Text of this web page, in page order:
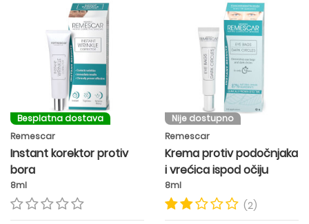
Besplatna dostava
Remescar
Instant korektor protiv
bora
8ml
Nije dostupno
Remescar
Krema protiv podočnjaka
i vrećica ispod očiju
8ml
(2)